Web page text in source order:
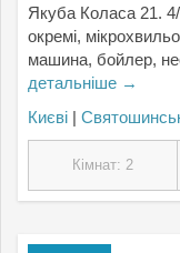
Якуба Коласа 21.
окремі,
машина, бойлер,
детальніше →
Києвi |
Кімнат: 2